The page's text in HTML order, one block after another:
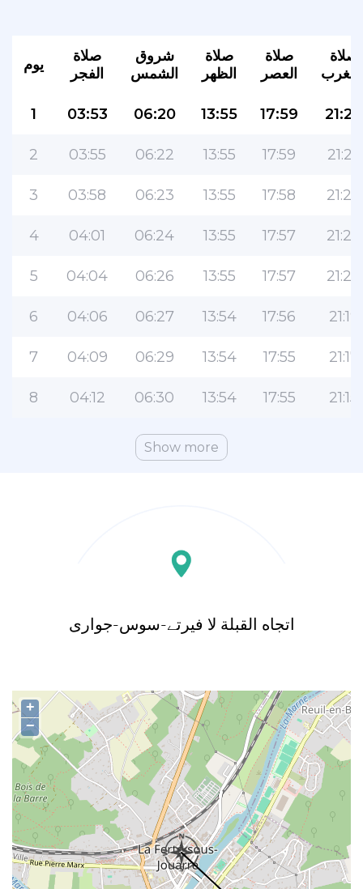
يوم
صلاة
الفجر
شروق
الشمس
صلاة
الظهر
صلاة
العصر
صلاة
1 03:53 06:20 13:55 17:59 21:26
2 03:55 06:22 13:55 17:59 21:25
3 03:58 06:23 13:55 17:58 21:23
4 04:01 06:24 13:55 17:57 21:22
5 04:04 06:26 13:55 17:57 21:20
6 04:06 06:27 13:54 17:56 21:19
7 04:09 06:29 13:54 17:55 21:17
8 04:12 06:30 13:54 17:55 21:15
Show more
اتجاه القبلة لا فیرتے-سوس-جواری
+
−
التطبيق الأكثر شعبية للمسلمين!
التطبيق الإسلامي الشهير لنمط الحياة ، مع ميزات
سهلة الاستخدام ومواقيت الصلاة الأكثر دقة